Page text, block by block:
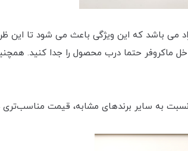
لیمون دارای تحمل دمایی بین منفی 20 تا مثبت 120 درجه سانتی گراد می باشد که این ویژگی
ماکروفر حتما درب محصول را جدا کنید.
به سایر برندهای مشابه، قیمت مناسب‌تری